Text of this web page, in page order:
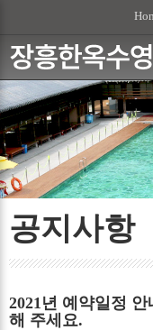
공지사항
2021년 예약일정
해 주세요.